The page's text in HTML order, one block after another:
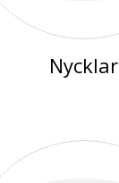
Nycklar